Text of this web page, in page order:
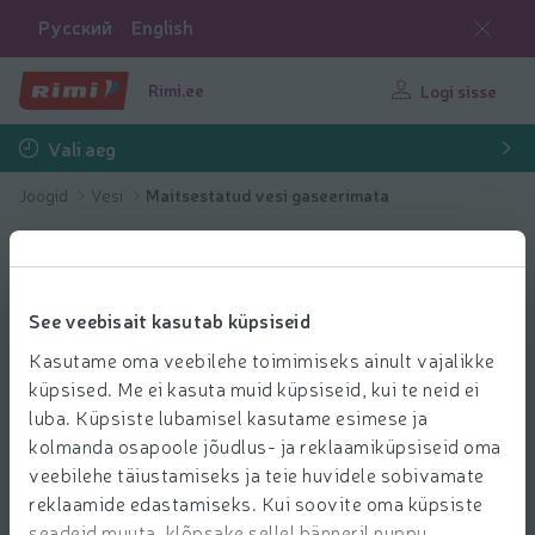
See veebisait kasutab küpsiseid
Kasutame oma veebilehe toimimiseks ainult vajalikke
küpsised. Me ei kasuta muid küpsiseid, kui te neid ei
luba. Küpsiste lubamisel kasutame esimese ja
kolmanda osapoole jõudlus- ja reklaamiküpsiseid oma
veebilehe täiustamiseks ja teie huvidele sobivamate
reklaamide edastamiseks. Kui soovite oma küpsiste
Русский English
Rimi.ee Logi sisse
Vali aeg
Joogid Vesi Maitsestatud vesi gaseerimata